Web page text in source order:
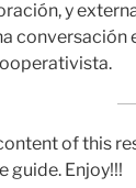
y
of this
guide. Enjoy!!!